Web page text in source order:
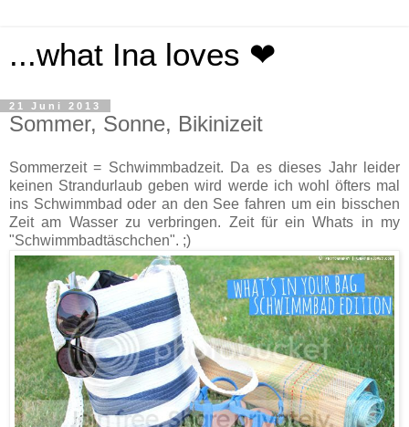
...what Ina loves ❤
21 Juni 2013
Sommer, Sonne, Bikinizeit
Sommerzeit = Schwimmbadzeit. Da es dieses Jahr leider
keinen Strandurlaub geben wird werde ich wohl öfters mal
ins Schwimmbad oder an den See fahren um ein bisschen
Zeit am Wasser zu verbringen. Zeit für ein Whats in my
"Schwimmbadtäschchen". ;)